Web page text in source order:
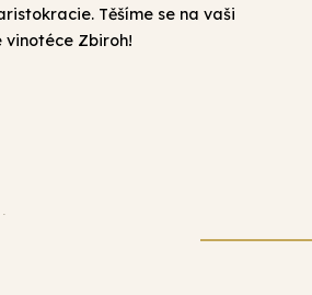
Těšíme se na vaši
vinotéce Zbiroh!